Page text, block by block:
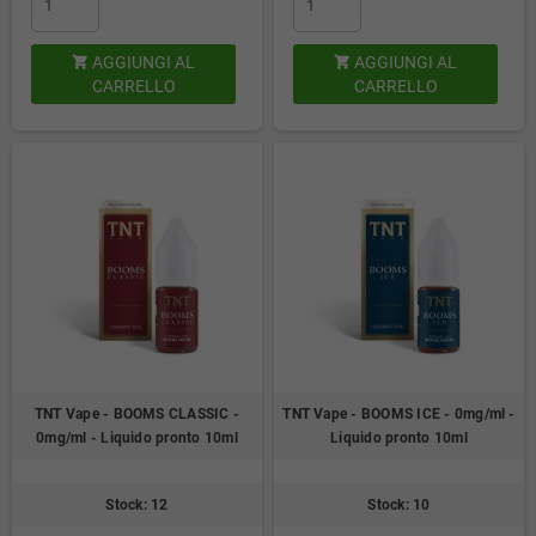
 AGGIUNGI AL
CARRELLO
 AGGIUNGI AL
CARRELLO
TNT Vape - BOOMS CLASSIC -
0mg/ml - Liquido pronto 10ml
Stock: 12
TNT Vape - BOOMS ICE - 0mg/ml -
Liquido pronto 10ml
Stock: 10